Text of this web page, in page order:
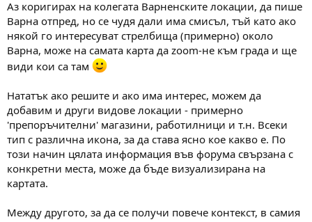
Аз коригирах на колегата Варненските локации, да пише
Варна отпред, но се чудя дали има смисъл, тъй като ако
някой го интересуват стрелбища (примерно) около
Варна, може на самата карта да zoom-не към града и ще
види кои са там
Нататък ако решите и ако има интерес, можем да
добавим и други видове локации - примерно
'препоръчителни' магазини, работилници и т.н. Всеки
тип с различна икона, за да става ясно кое какво е. По
този начин цялата информация във форума свързана с
конкретни места, може да бъде визуализирана на
картата.
Между другото, за да се получи повече контекст, в самия